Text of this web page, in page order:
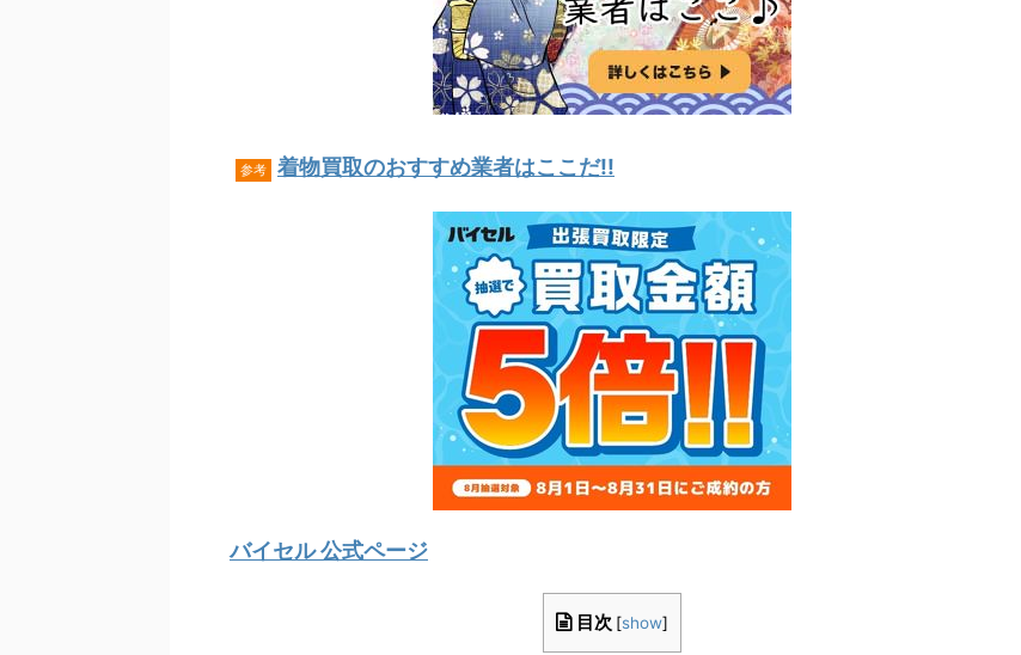
参考 着物買取のおすすめ業者はここだ!!
バイセル 公式ページ
目次 [show]